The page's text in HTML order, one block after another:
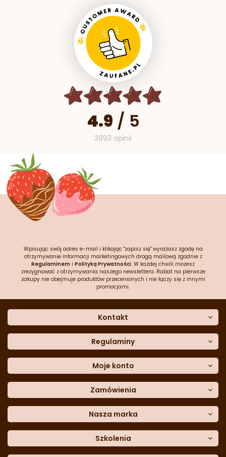
4.9 / 5
3993 opinii
Wpisując swój adres e-mail i klikając "zapisz się" wyrażasz zgodę na
otrzymywanie informacji marketingowych drogą mailową zgodnie z
Regulaminem i Polityką Prywatności. W każdej chwili możesz
zrezygnować z otrzymywania naszego newslettera. Rabat na pierwsze
zakupy nie obejmuje produktów przecenionych i nie łączy się z innymi
promocjami.
Kontakt
Dane kontaktowe
Często zadawane pytania
Sklep stacjonarny
Formularz kontaktowy
Blog
telefon:601 767 272
Regulaminy
Polityka prywatności
Polityka cookies
Polityka reklamacji
Polityka zwrotów
Dostępność cyfrowa
Moje konto
Moje dane
Historia zamówień
Lista ulubionych
Moje rabaty
Zamówienia
Metody płatności
Dane do przelewu
Formularzreklamacji
Formularzzwrotu
Nasza marka
Trio Gelato
CDN
Szkolenia